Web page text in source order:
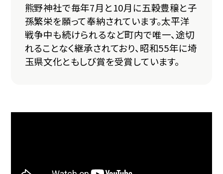
熊野神社で毎年7月と10月に五穀豊穣と子
孫繁栄を願って奉納されています。太平洋
戦争中も続けられるなど町内で唯一、途切
れることなく継承されており、昭和55年に埼
玉県文化ともしび賞を受賞しています。